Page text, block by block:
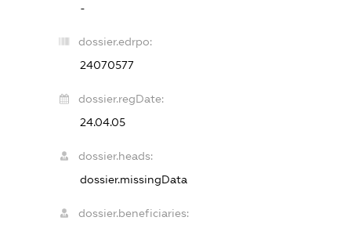
-
dossier.edrpo:
24070577
dossier.regDate:
24.04.05
dossier.heads:
dossier.missingData
dossier.beneficiaries: